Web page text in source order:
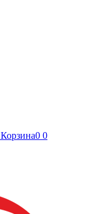
Корзина0 0